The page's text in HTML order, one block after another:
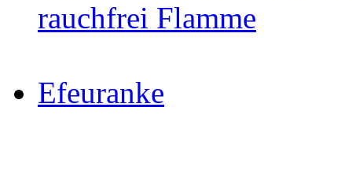
rauchfrei Flamme
Efeuranke